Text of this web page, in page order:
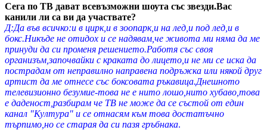
Сега по ТВ дават всевъзможни шоута със звезди.Вас
канили ли са ви да участвате?
Д:Да във всичко:и в цирк,и в зоопарк,и на лед,и под лед,и в
бокс.Никъде не отидох и се надявам,че живота ми няма да ме
принуди да си променя решението.Работя със своя
организъм,започвайки с краката до лицето,и не ми се иска да
пострадам от неправилно направена подръжка или някой друг
артист да ме отнесе със боксовата ръкавица.Днешното
телевизионно безумие-това не е нито лошо,нито хубаво,това
е даденост,разбирам че ТВ не може да се състой от един
канал "Култура" и се отнасям към това достатъчно
търпимо,но се старая да си пазя гръбнака.